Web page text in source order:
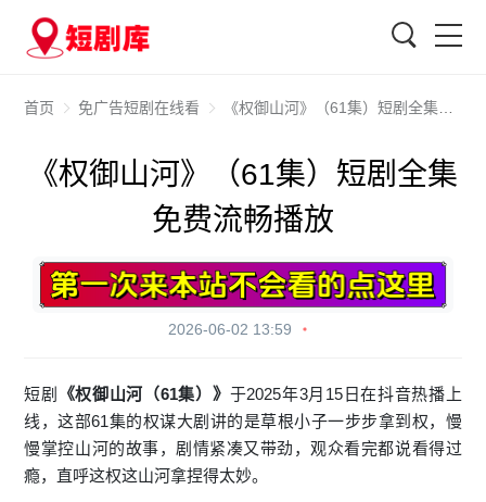
首页 免广告短剧在线看 《权御山河》（61集）短剧全集免费流畅播放
《权御山河》（61集）短剧全集
免费流畅播放
2026-06-02 13:59
短剧 《权御山河（61集）》 于2025年3月15日在抖音热播上
线，这部61集的权谋大剧讲的是草根小子一步步拿到权，慢
慢掌控山河的故事，剧情紧凑又带劲，观众看完都说看得过
瘾，直呼这权这山河拿捏得太妙。